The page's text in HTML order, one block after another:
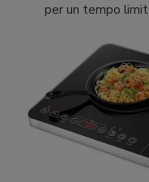
per un tempo